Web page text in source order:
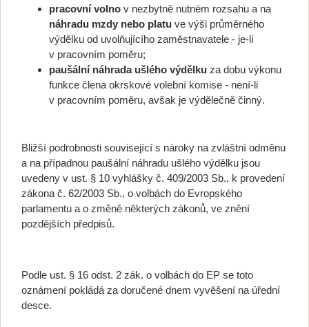
pracovní volno v nezbytně nutném rozsahu a na
náhradu mzdy nebo platu ve výši průměrného
výdělku od uvolňujícího zaměstnavatele - je-li
v pracovním poměru;
paušální náhrada ušlého výdělku za dobu výkonu
funkce člena okrskové volební komise - není-li
v pracovním poměru, avšak je výdělečně činný.
Bližší podrobnosti související s nároky na zvláštní odměnu
a na případnou paušální náhradu ušlého výdělku jsou
uvedeny v ust. § 10 vyhlášky č. 409/2003 Sb., k provedení
zákona č. 62/2003 Sb., o volbách do Evropského
parlamentu a o změně některých zákonů, ve znění
pozdějších předpisů.
Podle ust. § 16 odst. 2 zák. o volbách do EP se toto
oznámení pokládá za doručené dnem vyvěšení na úřední
desce.